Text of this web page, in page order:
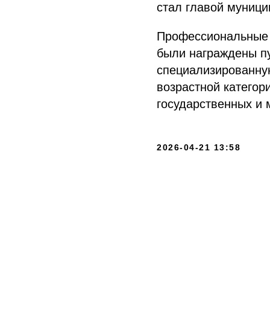
стал главой
были награждены
возрастной
государственных и
2026-04-21 13:58